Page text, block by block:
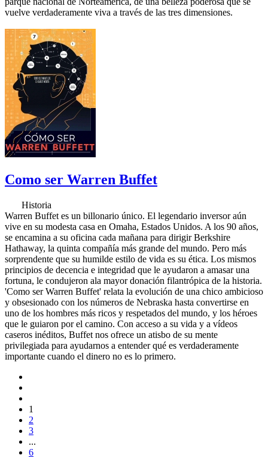
vuelve verdaderamente viva a través de las tres dimensiones.
Como ser Warren Buffet
Historia
Warren Buffet es un billonario único. El legendario inversor aún
vive en su modesta casa en Omaha, Estados Unidos. A los 90 años,
se encamina a su oficina cada mañana para dirigir Berkshire
Hathaway, la quinta compañía más grande del mundo. Pero más
sorprendente que su humilde estilo de vida es su ética. Los mismos
principios de decencia e integridad que le ayudaron a amasar una
fortuna, le condujeron ala mayor donación filantrópica de la historia.
'Como ser Warren Buffet' relata la evolución de una chico ambicioso
y obsesionado con los números de Nebraska hasta convertirse en
uno de los hombres más ricos y respetados del mundo, y los héroes
que le guiaron por el camino. Con acceso a su vida y a vídeos
caseros inéditos, Buffet nos ofrece un atisbo de su mente
privilegiada para ayudarnos a entender qué es verdaderamente
importante cuando el dinero no es lo primero.
1
2
3
...
6